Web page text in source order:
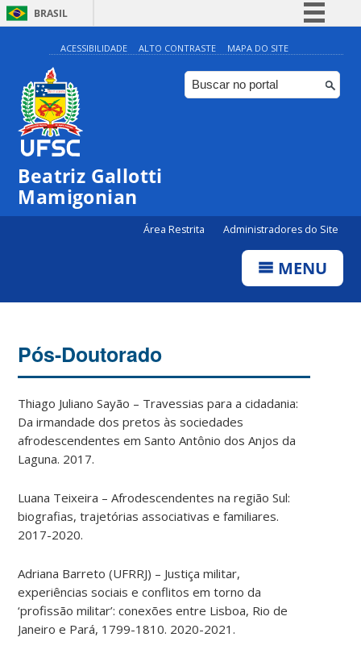
BRASIL
Simplifique!
Comunica BR
Participe
ACESSIBILIDADE ALTO CONTRASTE MAPA DO SITE
Beatriz Gallotti
Mamigonian
Área Restrita Administradores do Site
MENU
Pós-Doutorado
Thiago Juliano Sayão – Travessias para a cidadania:
Da irmandade dos pretos às sociedades
afrodescendentes em Santo Antônio dos Anjos da
Laguna. 2017.
Luana Teixeira – Afrodescendentes na região Sul:
biografias, trajetórias associativas e familiares.
2017-2020.
Adriana Barreto (UFRRJ) – Justiça militar,
experiências sociais e conflitos em torno da
‘profissão militar’: conexões entre Lisboa, Rio de
Janeiro e Pará, 1799-1810. 2020-2021.